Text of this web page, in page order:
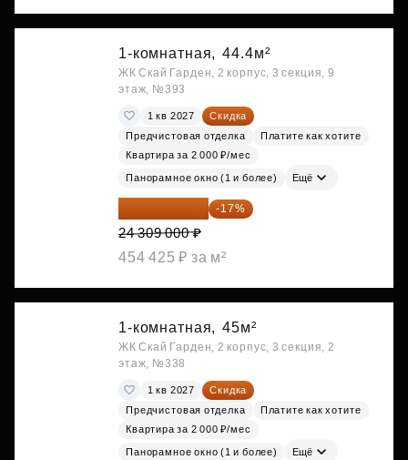
1-комнатная, 44.4м²
ЖК Скай Гарден, 2 корпус, 3 секция, 9
этаж, №393
1 кв 2027
Скидка
Предчистовая отделка
Платите как хотите
Квартира за 2 000 ₽/мес
Панорамное окно (1 и более) Ещё
20 176 470 ₽ -17%
24 309 000 ₽
454 425 ₽ за м²
1-комнатная, 45м²
ЖК Скай Гарден, 2 корпус, 3 секция, 2
этаж, №338
1 кв 2027
Скидка
Предчистовая отделка
Платите как хотите
Квартира за 2 000 ₽/мес
Панорамное окно (1 и более) Ещё